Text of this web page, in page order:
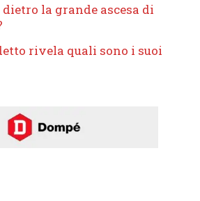
dietro la grande ascesa di
rivela quali sono i suoi